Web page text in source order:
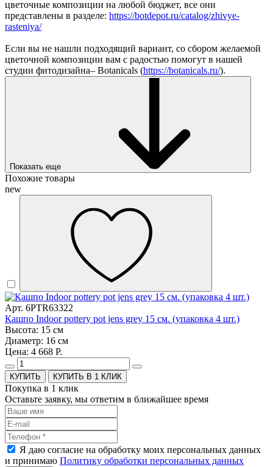
цветочные композиции на любой бюджет, все они
представлены в разделе: https://botdepot.ru/catalog/zhivye-
rasteniya/
Если вы не нашли подходящий вариант, со сбором желаемой
цветочной композиции вам с радостью помогут в нашей
студии фитодизайна– Botanicals (https://botanicals.ru/).
Показать еще
Похожие товары
new
Арт. 6PTR63322
Кашпо Indoor pottery pot jens grey 15 см. (упаковка 4 шт.)
Высота: 15 см
Диаметр: 16 см
Цена: 4 668 Р.
КУПИТЬ В 1 КЛИК
Покупка в 1 клик
Оставьте заявку, мы ответим в ближайшее время
Я даю согласие на обработку моих персональных данных
и принимаю Политику обработки персональных данных